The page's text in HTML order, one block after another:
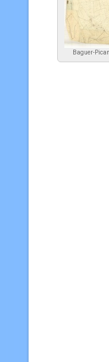
Baguer-